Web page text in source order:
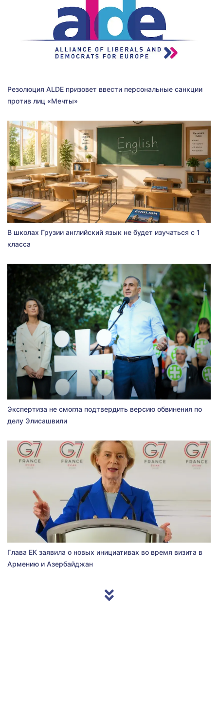
Резолюция ALDE призовет ввести персональные санкции
против лиц «Мечты»
В школах Грузии английский язык не будет изучаться с 1
класса
Экспертиза не смогла подтвердить версию обвинения по
делу Элисашвили
Глава ЕК заявила о новых инициативах во время визита в
Армению и Азербайджан